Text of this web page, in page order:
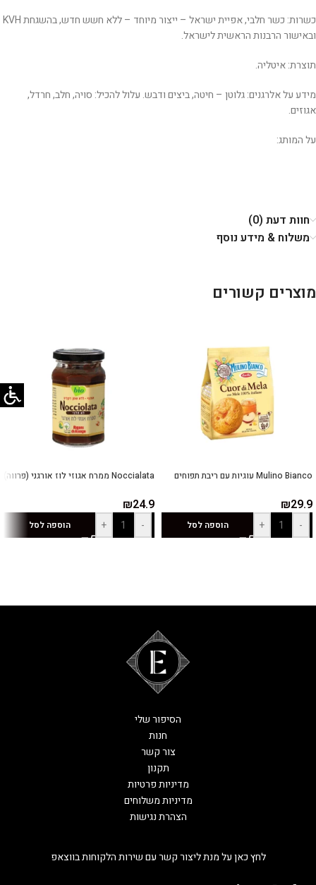
כשרות: כשר חלבי, אפיית ישראל – ייצור מיוחד – ללא חשש חדש, בהשגחת KVH
ובאישור הרבנות הראשית לישראל.
תוצרת: איטליה.
מידע על אלרגנים: גלוטן – חיטה, ביצים ודבש. עלול להכיל: סויה, חלב, חרדל,
אגוזים.
על המותג:
חוות דעת (0)
משלוח & מידע נוסף
מוצרים קשורים
Mulino Bianco עוגיות עם ריבת תפוחים
₪29.9
-
+ הוספה לסל
Noccialata ממרח אגוזי לוז אורגני (פרווה)
₪24.9
-
+ הוספה לסל
לחץ כאן על מנת ליצור קשר עם שירות הלקוחות בווצאפ
הסיפור שלי
חנות
צור קשר
תקנון
מדיניות פרטיות
מדיניות משלוחים
הצהרת נגישות